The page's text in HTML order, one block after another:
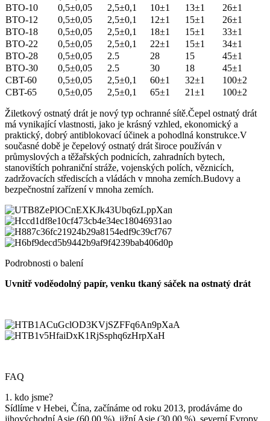
BTO-10
0,5±0,05 2,5±0,1 10±1 13±1
26±1
BTO-12
0,5±0,05 2,5±0,1 12±1 15±1
26±1
BTO-18
0,5±0,05 2,5±0,1 18±1 15±1
33±1
BTO-22
0,5±0,05 2,5±0,1 22±1 15±1
34±1
BTO-28
0,5±0,05 2.5 28 15
45±1
BTO-30
0,5±0,05 2.5 30 18
45±1
CBT-60
0,5±0,05 2,5±0,1 60±1 32±1
100±2
CBT-65
0,5±0,05 2,5±0,1 65±1 21±1 100±2
Žiletkový ostnatý drát je nový typ ochranné sítě.Čepel ostnatý drát
má vynikající vlastnosti, jako je krásný vzhled, ekonomický a
praktický, dobrý antiblokovací účinek a pohodlná konstrukce.V
současné době je čepelový ostnatý drát široce používán v
průmyslových a těžařských podnicích, zahradních bytech,
stanovištích pohraniční stráže, vojenských polích, věznicích,
zadržovacích střediscích a vládách v mnoha zemích.Budovy a
bezpečnostní zařízení v mnoha zemích.
Podrobnosti o balení
Uvnitř voděodolný papír, venku tkaný sáček na ostnatý drát
FAQ
1. kdo jsme?
Sídlíme v Hebei, Čína, začínáme od roku 2013, prodáváme do
jihovýchodní Asie (60,00 %), jižní Asie (30,00 %), severní Evropy